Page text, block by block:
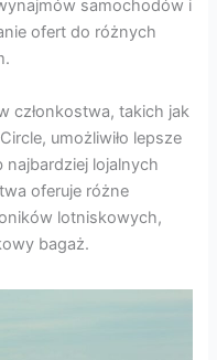
samochodów i
ofert do różnych
członkostwa, takich jak
umożliwiło lepsze
lojalnych
oferuje różne
lotniskowych,
bagaż.